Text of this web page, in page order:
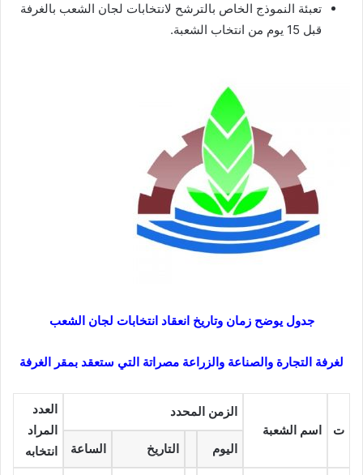
تعبئة النموذج الخاص بالترشح لانتخابات لجان الشعب بالغرفة
قبل 15 يوم من انتخاب الشعبة.
جدول يوضح زمان وتاريخ انعقاد انتخابات لجان الشعب
لغرفة التجارة والصناعة والزراعة مصراتة التي ستعقد بمقر الغرفة
ت اسم الشعبة
الزمن المحدد
العدد
المراد
انتخابه
اليوم التاريخ الساعة